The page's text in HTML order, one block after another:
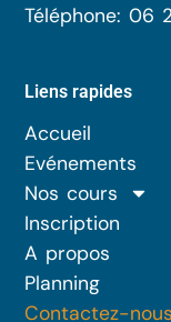
Liens rapides
Accueil
Evénements
Nos cours
Inscription
A propos
Planning
Contactez-nous
Téléphone: 06